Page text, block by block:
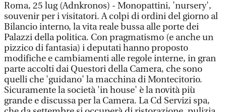
Roma, 25 lug (Adnkronos) - Monopattini, 'nursery',
souvenir per i visitatori. A colpi di ordini del giorno al
Bilancio interno, la vita reale bussa alle porte dei
Palazzi della politica. Con pragmatismo (e anche un
pizzico di fantasia) i deputati hanno proposto
modifiche e cambiamenti alle regole interne, in gran
parte accolti dai Questori della Camera, che sono
quelli che 'guidano' la macchina di Montecitorio.
Sicuramente la società 'in house' è la novità più
grande e discussa per la Camera. La Cd Servizi spa,